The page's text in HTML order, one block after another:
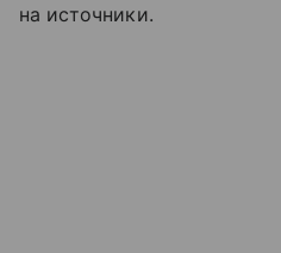
на источники.